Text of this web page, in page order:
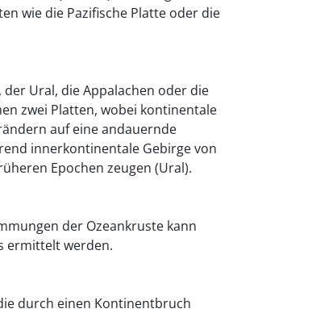
wie die Pazifische Platte oder die
Ural, die Appalachen oder die
zwei Platten, wobei kontinentale
auf eine andauernde
innerkontinentale Gebirge von
Epochen zeugen (Ural).
der Ozeankruste kann
ermittelt werden.
durch einen Kontinentbruch